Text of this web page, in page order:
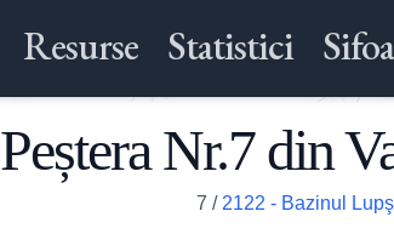
Resurse Statistici
Peștera Nr.7 din
7 / 2122 - Bazinul